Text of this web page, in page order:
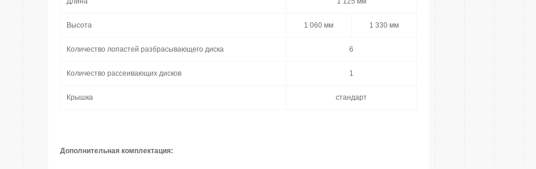
Высота 1 060 мм 1 330 мм
Количество лопастей разбрасывающего диска 6
Количество рассеивающих дисков 1
Крышка стандарт
Дополнительная комплектация: